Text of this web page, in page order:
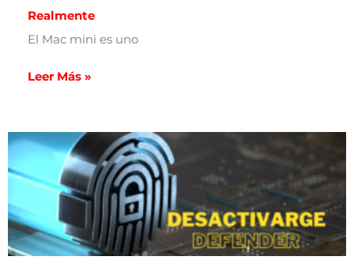
Realmente
El Mac mini es uno
Leer Más »